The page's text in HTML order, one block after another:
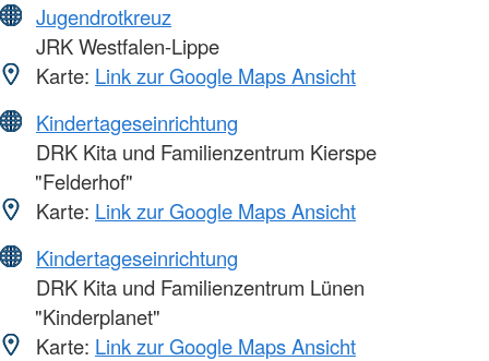
Jugendrotkreuz
JRK Westfalen-Lippe
Karte: Link zur Google Maps Ansicht
Kindertageseinrichtung
DRK Kita und Familienzentrum Kierspe
"Felderhof"
Karte: Link zur Google Maps Ansicht
Kindertageseinrichtung
DRK Kita und Familienzentrum Lünen
"Kinderplanet"
Karte: Link zur Google Maps Ansicht